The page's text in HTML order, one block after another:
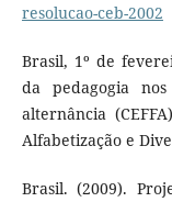
resolucao-ceb-2002
Brasil, 1º de
da pedagogia
alternância
Alfabetização e
Brasil. (2009).